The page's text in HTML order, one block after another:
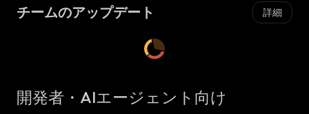
チームのアップデート 詳細
開発者・AIエージェント向け